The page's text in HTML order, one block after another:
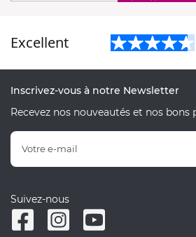
Excellent
Inscrivez-vous à notre Newsletter
Recevez nos nouveautés et nos bons
Suivez-nous